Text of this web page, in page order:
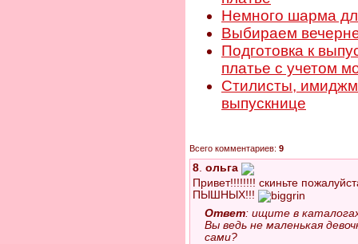
Немного шарма
Выбираем
Подготовка к
платье с учетом
Стилисты,
выпускнице
Всего комментариев: 9
8. ольга
Привет!!!!!!!! скиньте
ПЫШНЫХ!!!
Ответ: ищите в
Вы ведь не маленькая
сами?